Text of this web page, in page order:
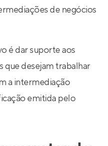
de negócios
é dar suporte aos
que desejam trabalhar
a intermediação
emitida pelo